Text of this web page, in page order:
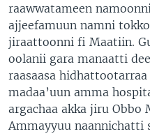
raawwatameen
ajjeefamuun namni
jiraattoonni fi Maatiin.
oolanii gara manaatti
raasaasa
madaa’uun amma
argachaa akka jiru Obbo
Ammayyuu naannichatti